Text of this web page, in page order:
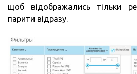
щоб відображались тільки
парити відразу.